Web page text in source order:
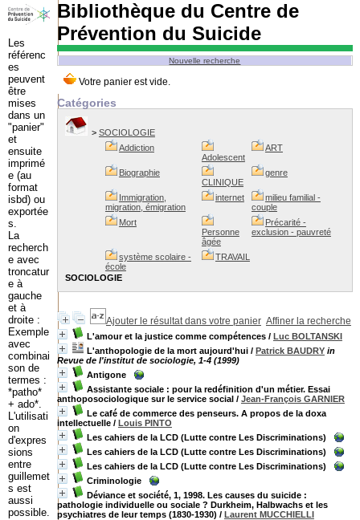
Bibliothèque du Centre de
Prévention du Suicide
Nouvelle recherche
Catégories
> SOCIOLOGIE
Addiction
Adolescent
ART
Biographie
CLINIQUE
genre
Immigration,
migration, émigration
internet
milieu familial -
couple
Mort
Personne
âgée
Précarité -
exclusion - pauvreté
système scolaire -
école
TRAVAIL
SOCIOLOGIE
Ajouter le résultat dans votre panier Affiner la recherche
L'amour et la justice comme compétences/ Luc BOLTANSKI
L'anthopologie de la mort aujourd'hui/ Patrick BAUDRY in
Revue de l'institut de sociologie, 1-4 (1999)
Antigone
Assistante sociale : pour la redéfinition d'un métier. Essai
anthoposociologique sur le service social/ Jean-François GARNIER
Le café de commerce des penseurs. A propos de la doxa
intellectuelle/ Louis PINTO
Les cahiers de la LCD (Lutte contre Les Discriminations)
Les cahiers de la LCD (Lutte contre Les Discriminations)
Les cahiers de la LCD (Lutte contre Les Discriminations)
Criminologie
Déviance et société, 1, 1998. Les causes du suicide :
pathologie individuelle ou sociale ? Durkheim, Halbwachs et les
psychiatres de leur temps (1830-1930) / Laurent MUCCHIELLI
Les
référenc
es
peuvent
être
mises
dans un
"panier"
et
ensuite
imprimé
e (au
format
isbd) ou
exportée
s.
La
recherch
e avec
troncatur
e à
gauche
et à
droite :
Exemple
avec
combinai
son de
termes :
*patho*
+ ado*.
L'utilisati
on
d'expres
sions
entre
guillemet
s est
aussi
possible.